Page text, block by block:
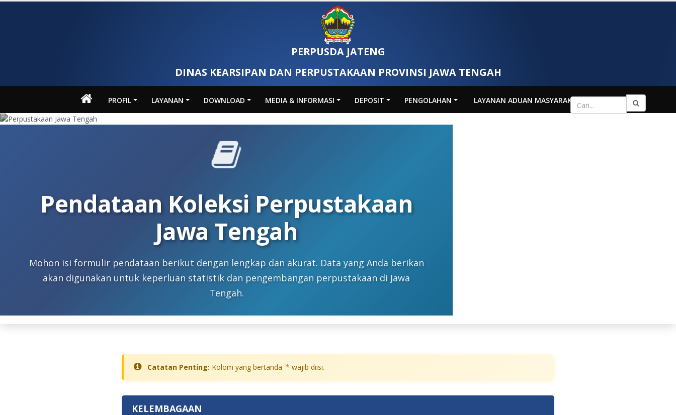
PERPUSDA JATENG
DINAS KEARSIPAN DAN PERPUSTAKAAN PROVINSI JAWA TENGAH
PROFIL LAYANAN DOWNLOAD MEDIA & INFORMASI DEPOSIT PENGOLAHAN LAYANAN ADUAN MASYARAKAT
Pendataan Koleksi Perpustakaan
Jawa Tengah
Mohon isi formulir pendataan berikut dengan lengkap dan akurat. Data yang Anda berikan
akan digunakan untuk keperluan statistik dan pengembangan perpustakaan di Jawa
Tengah.
Catatan Penting: Kolom yang bertanda * wajib diisi.
KELEMBAGAAN